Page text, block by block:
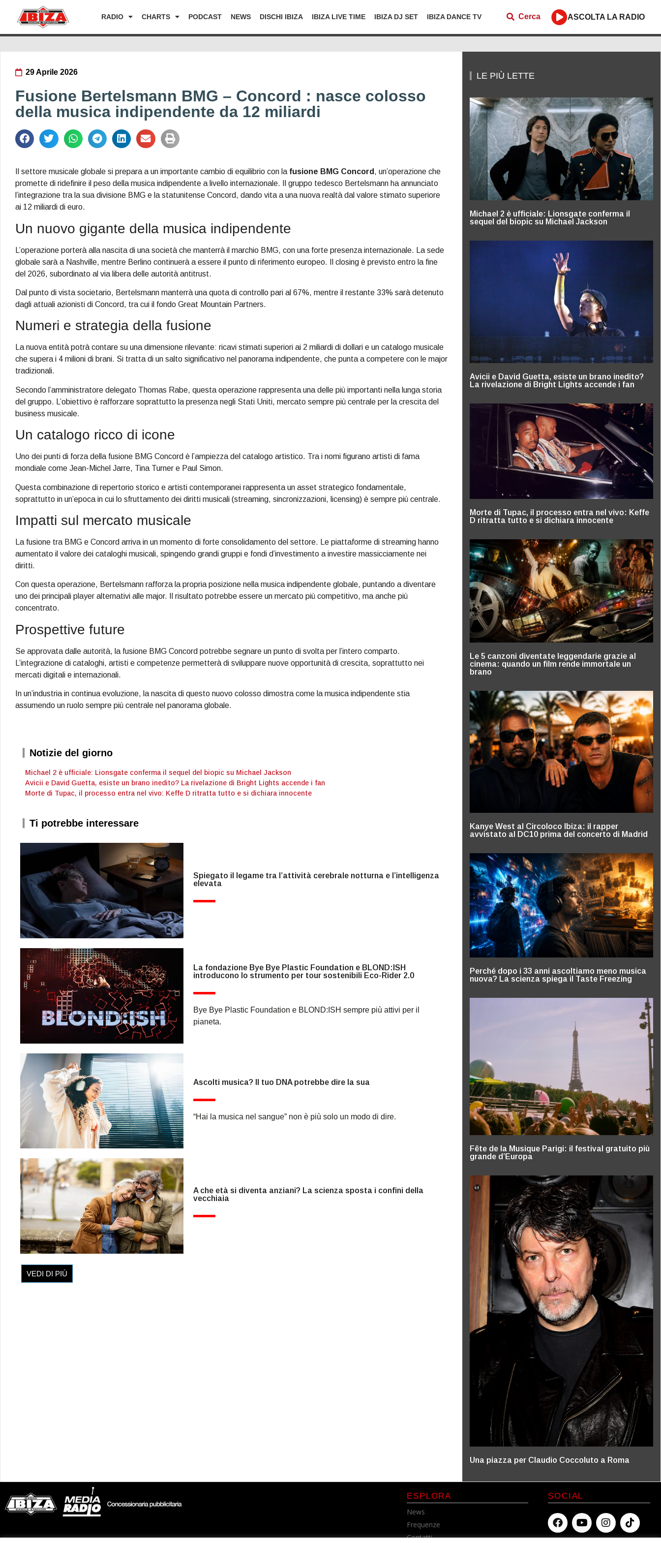
RADIO CHARTS PODCAST NEWS DISCHI IBIZA IBIZA LIVE TIME IBIZA DJ SET IBIZA DANCE TV Cerca ASCOLTA LA RADIO
29 Aprile 2026
Fusione Bertelsmann BMG – Concord : nasce colosso
della musica indipendente da 12 miliardi
Il settore musicale globale si prepara a un importante cambio di equilibrio con la fusione BMG Concord , un’operazione che
promette di ridefinire il peso della musica indipendente a livello internazionale. Il gruppo tedesco Bertelsmann ha annunciato
l’integrazione tra la sua divisione BMG e la statunitense Concord, dando vita a una nuova realtà dal valore stimato superiore
ai 12 miliardi di euro.
Un nuovo gigante della musica indipendente
L’operazione porterà alla nascita di una società che manterrà il marchio BMG, con una forte presenza internazionale. La sede
globale sarà a Nashville, mentre Berlino continuerà a essere il punto di riferimento europeo. Il closing è previsto entro la fine
del 2026, subordinato al via libera delle autorità antitrust.
Dal punto di vista societario, Bertelsmann manterrà una quota di controllo pari al 67%, mentre il restante 33% sarà detenuto
dagli attuali azionisti di Concord, tra cui il fondo Great Mountain Partners.
Numeri e strategia della fusione
La nuova entità potrà contare su una dimensione rilevante: ricavi stimati superiori ai 2 miliardi di dollari e un catalogo musicale
che supera i 4 milioni di brani. Si tratta di un salto significativo nel panorama indipendente, che punta a competere con le major
tradizionali.
Secondo l’amministratore delegato Thomas Rabe, questa operazione rappresenta una delle più importanti nella lunga storia
del gruppo. L’obiettivo è rafforzare soprattutto la presenza negli Stati Uniti, mercato sempre più centrale per la crescita del
business musicale.
Un catalogo ricco di icone
Uno dei punti di forza della fusione BMG Concord è l’ampiezza del catalogo artistico. Tra i nomi figurano artisti di fama
mondiale come Jean-Michel Jarre, Tina Turner e Paul Simon.
Questa combinazione di repertorio storico e artisti contemporanei rappresenta un asset strategico fondamentale,
soprattutto in un’epoca in cui lo sfruttamento dei diritti musicali (streaming, sincronizzazioni, licensing) è sempre più centrale.
Impatti sul mercato musicale
La fusione tra BMG e Concord arriva in un momento di forte consolidamento del settore. Le piattaforme di streaming hanno
aumentato il valore dei cataloghi musicali, spingendo grandi gruppi e fondi d’investimento a investire massicciamente nei
diritti.
Con questa operazione, Bertelsmann rafforza la propria posizione nella musica indipendente globale, puntando a diventare
uno dei principali player alternativi alle major. Il risultato potrebbe essere un mercato più competitivo, ma anche più
concentrato.
Prospettive future
Se approvata dalle autorità, la fusione BMG Concord potrebbe segnare un punto di svolta per l’intero comparto.
L’integrazione di cataloghi, artisti e competenze permetterà di sviluppare nuove opportunità di crescita, soprattutto nei
mercati digitali e internazionali.
In un’industria in continua evoluzione, la nascita di questo nuovo colosso dimostra come la musica indipendente stia
assumendo un ruolo sempre più centrale nel panorama globale.
Notizie del giorno
Michael 2 è ufficiale: Lionsgate conferma il sequel del biopic su Michael Jackson
Avicii e David Guetta, esiste un brano inedito? La rivelazione di Bright Lights accende i fan
Morte di Tupac, il processo entra nel vivo: Keffe D ritratta tutto e si dichiara innocente
Ti potrebbe interessare
Spiegato il legame tra l’attività cerebrale notturna e l’intelligenza
elevata
La fondazione Bye Bye Plastic Foundation e BLOND:ISH
introducono lo strumento per tour sostenibili Eco-Rider 2.0
Bye Bye Plastic Foundation e BLOND:ISH sempre più attivi per il
pianeta.
Ascolti musica? Il tuo DNA potrebbe dire la sua
“Hai la musica nel sangue” non è più solo un modo di dire.
A che età si diventa anziani? La scienza sposta i confini della
vecchiaia
VEDI DI PIÙ
LE PIÙ LETTE
Michael 2 è ufficiale: Lionsgate conferma il
sequel del biopic su Michael Jackson
Avicii e David Guetta, esiste un brano inedito?
La rivelazione di Bright Lights accende i fan
Morte di Tupac, il processo entra nel vivo: Keffe
D ritratta tutto e si dichiara innocente
Le 5 canzoni diventate leggendarie grazie al
cinema: quando un film rende immortale un
brano
Kanye West al Circoloco Ibiza: il rapper
avvistato al DC10 prima del concerto di Madrid
Perché dopo i 33 anni ascoltiamo meno musica
nuova? La scienza spiega il Taste Freezing
Fête de la Musique Parigi: il festival gratuito più
grande d’Europa
Una piazza per Claudio Coccoluto a Roma
ESPLORA
News
Frequenze
Contatti
SOCIAL